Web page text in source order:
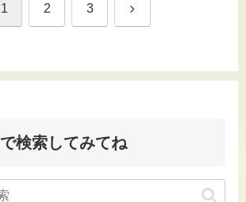
1 2 3 次
検索してみてね